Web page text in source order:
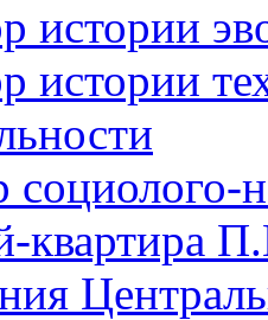
истории
истории
социолого-
квартира